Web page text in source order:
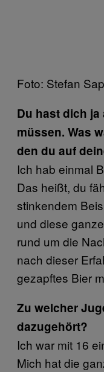
Foto: Stefan
Du hast dich
müssen. Was
den du auf
Ich hab einmal
Das heißt, du
stinkendem
und diese
rund um die
nach dieser
gezapftes Bier
Zu welcher
dazugehört?
Ich war mit 16
Mich hat die